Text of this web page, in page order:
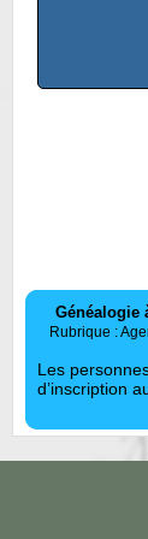
Généalogie
Rubrique :
Les
d’inscription